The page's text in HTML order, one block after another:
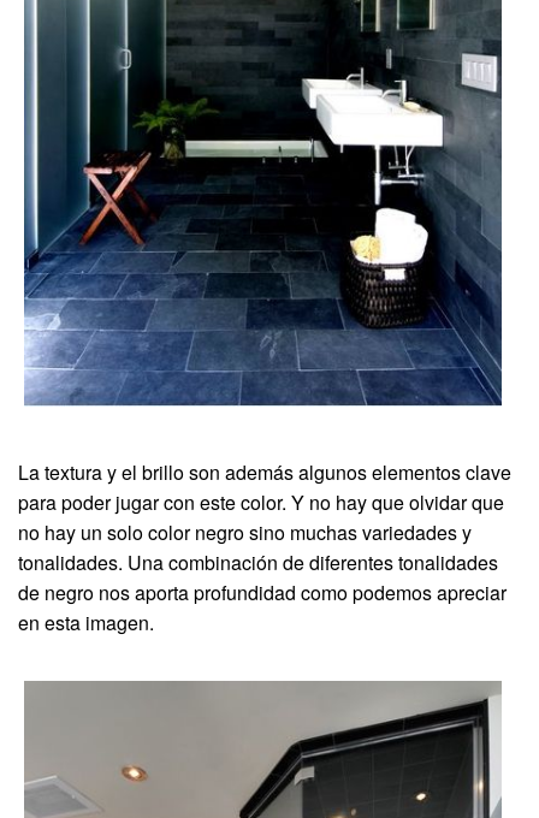
La textura y el brillo son además algunos elementos clave
para poder jugar con este color. Y no hay que olvidar que
no hay un solo color negro sino muchas variedades y
tonalidades. Una combinación de diferentes tonalidades
de negro nos aporta profundidad como podemos apreciar
en esta imagen.